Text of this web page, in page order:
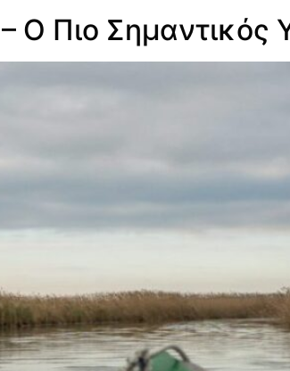
Ο Πιο Σημαντικός